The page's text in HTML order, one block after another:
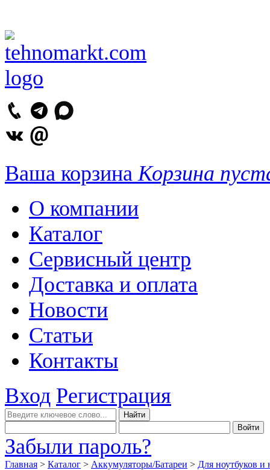
Ваша корзина Корзина
О компании
Каталог
Сервисный центр
Доставка и оплата
Новости
Статьи
Контакты
Вход Регистрация
Забыли пароль?
Главная > Каталог > Аккумуляторы/Батареи > Для ноутбуков и